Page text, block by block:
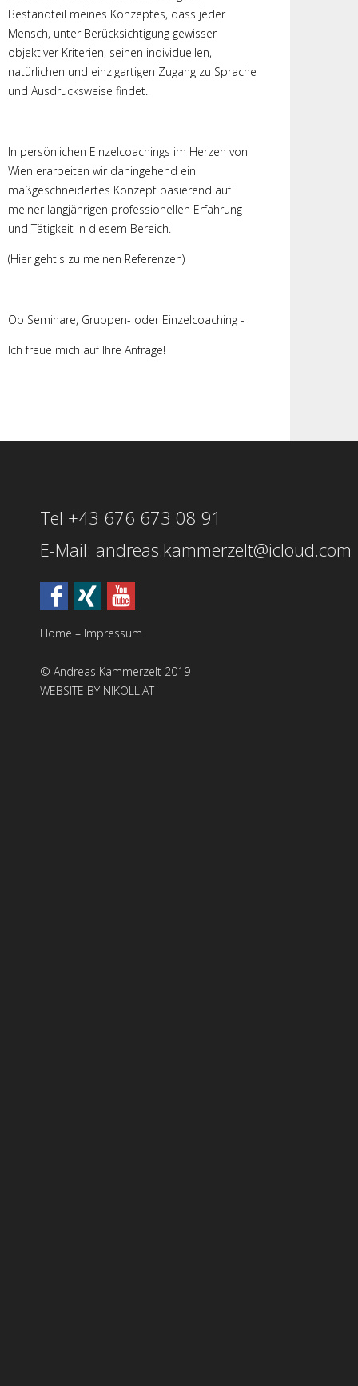
Bestandteil meines Konzeptes, dass jeder
Mensch, unter Berücksichtigung gewisser
objektiver Kriterien, seinen individuellen,
natürlichen und einzigartigen Zugang zu Sprache
und Ausdrucksweise findet.
In persönlichen Einzelcoachings im Herzen von
Wien erarbeiten wir dahingehend ein
maßgeschneidertes Konzept basierend auf
meiner langjährigen professionellen Erfahrung
und Tätigkeit in diesem Bereich.
(Hier geht's zu meinen Referenzen)
Ob Seminare, Gruppen- oder Einzelcoaching -
Ich freue mich auf Ihre Anfrage!
Tel +43 676 673 08 91
E-Mail: andreas.kammerzelt@icloud.com
Home – Impressum
© Andreas Kammerzelt 2019
WEBSITE BY NIKOLL.AT